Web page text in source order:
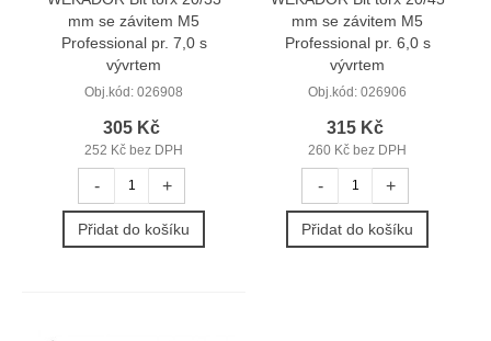
mm se závitem M5
Professional pr. 7,0 s
vývrtem
Obj.kód: 026908
305 Kč
252 Kč bez DPH
- +
Přidat do košíku
mm se závitem M5
Professional pr. 6,0 s
vývrtem
Obj.kód: 026906
315 Kč
260 Kč bez DPH
- +
Přidat do košíku